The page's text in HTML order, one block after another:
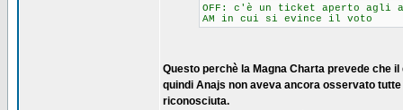
OFF: c'è un ticket aperto agli
AM in cui si evince il voto
Questo perchè la Magna Charta prevede che
quindi Anajs non aveva ancora osservato
riconosciuta.